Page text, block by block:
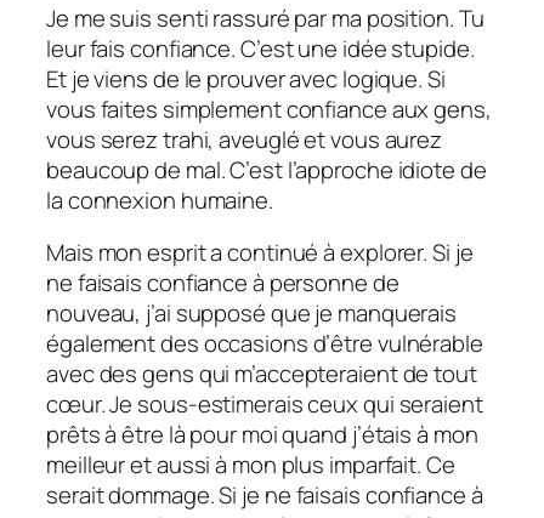
Je me suis senti rassuré par ma position.Tu
leur fais confiance.C’est une idée stupide.
Et je viens de le prouver avec logique. Si
vous faites simplement confiance aux gens,
vous serez trahi, aveuglé et vous aurez
beaucoup de mal. C’est l’approche idiote de
la connexion humaine.
Mais mon esprit a continué à explorer. Si je
ne faisais confiance à personne de
nouveau, j’ai supposé que je manquerais
également des occasions d’être vulnérable
avec des gens qui m’accepteraient de tout
cœur. Je sous-estimerais ceux qui seraient
prêts à être là pour moi quand j’étais à mon
meilleur et aussi à mon plus imparfait.Ce
serait dommage.Si je ne faisais confiance à